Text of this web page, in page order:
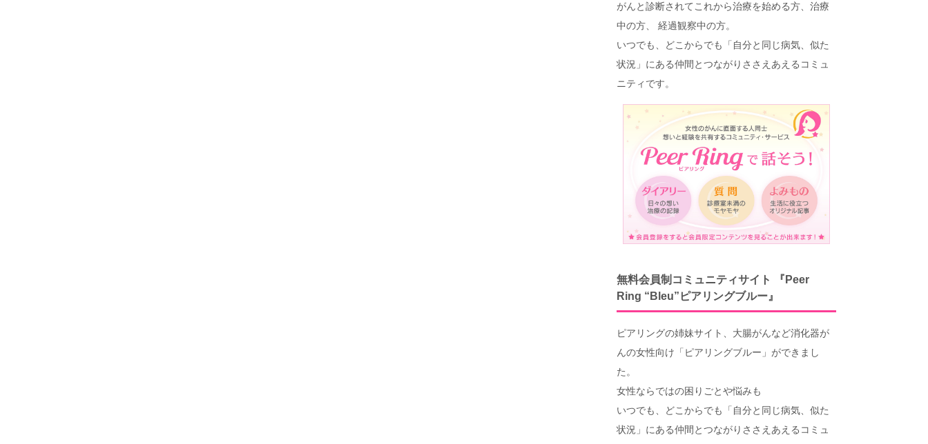
がんと診断されてこれから治療を始める方、治療
中の方、 経過観察中の方。
いつでも、どこからでも「自分と同じ病気、似た
状況」にある仲間とつながりささえあえるコミュ
ニティです。
無料会員制コミュニティサイト 『Peer
Ring “Bleu”ピアリングブルー』
ピアリングの姉妹サイト、大腸がんなど消化器が
んの女性向け「ピアリングブルー」ができまし
た。
女性ならではの困りごとや悩みも
いつでも、どこからでも「自分と同じ病気、似た
状況」にある仲間とつながりささえあえるコミュ